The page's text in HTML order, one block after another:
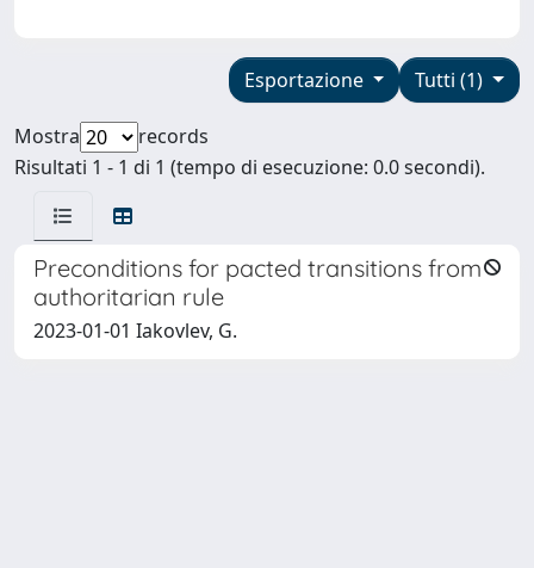
Tutti (1)
Esportazione
Mostra
records
Risultati 1 - 1 di 1 (tempo di esecuzione: 0.0 secondi).
Preconditions for pacted transitions from
authoritarian rule
2023-01-01 Iakovlev, G.